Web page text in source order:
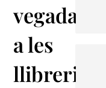
vegada
a les
llibreries